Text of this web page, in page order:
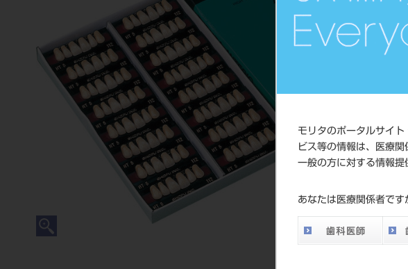
モリタのポータルサイ
ビス等の情報は、医療関
一般の方に対する情報提
あなたは医療関係者です